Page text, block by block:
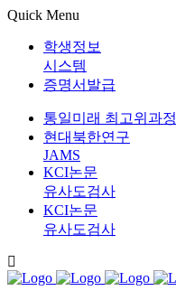
Quick Menu
학생정보
시스템
증명서발급
통일미래 최고위과정
현대북한연구
JAMS
KCI논문
유사도검사
KCI논문
유사도검사